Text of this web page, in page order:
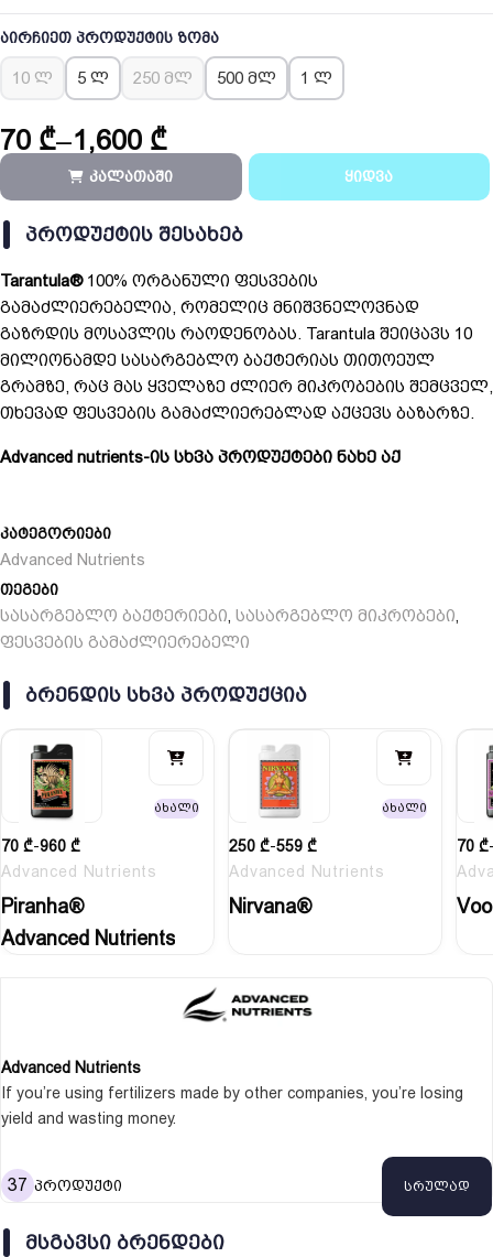
აირჩიეთ პროდუქტის ზომა
10 ლ 5 ლ 250 მლ 500 მლ 1 ლ
70 ₾–1,600 ₾
Price
range:
70 ₾
through
1,600 ₾
კალათაში ყიდვა
ᲞᲠᲝᲓᲣᲥᲢᲘᲡ ᲨᲔᲡᲐᲮᲔᲑ
Tarantula® 100% ორგანული ფესვების
გამაძლიერებელია, რომელიც მნიშვნელოვნად
გაზრდის მოსავლის რაოდენობას. Tarantula შეიცავს 10
მილიონამდე სასარგებლო ბაქტერიას თითოეულ
გრამზე, რაც მას ყველაზე ძლიერ მიკრობების შემცველ,
თხევად ფესვების გამაძლიერებლად აქცევს ბაზარზე.
Advanced nutrients-ის სხვა პროდუქტები ნახე აქ
კატეგორიები
Advanced Nutrients
თეგები
სასარგებლო ბაქტერიები, სასარგებლო მიკრობები,
ფესვების გამაძლიერებელი
ᲑᲠᲔᲜᲓᲘᲡ ᲡᲮᲕᲐ ᲞᲠᲝᲓᲣᲥᲪᲘᲐ
ახალი
70 ₾-960 ₾
Advanced Nutrients
Piranha®
Advanced Nutrients
ახალი
250 ₾-559 ₾
Advanced Nutrients
Nirvana®
70 ₾
Advanced Nutrients
If you’re using fertilizers made by other companies, you’re losing
yield and wasting money.
grow.
One person understood this – Michael Straumietis, the man that
would revolutionize hydroponics by becoming the owner of
Advanced Nutrients, one of the most popular nutrient brands in the
37 პროდუქტი სრულად
ᲛᲡᲒᲐᲕᲡᲘ ᲑᲠᲔᲜᲓᲔᲑᲘ